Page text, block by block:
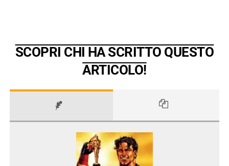
SCOPRI CHI HA SCRITTO QUESTO
ARTICOLO!